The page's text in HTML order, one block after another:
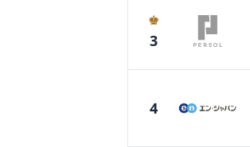
♚
3
4